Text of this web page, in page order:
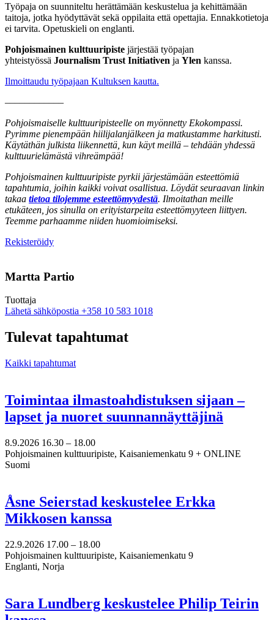
Työpaja on suunniteltu herättämään keskustelua ja kehittämään
taitoja, jotka hyödyttävät sekä oppilaita että opettajia. Ennakkotietoja
ei tarvita. Opetuskieli on englanti.
Pohjoismainen kulttuuripiste järjestää työpajan
yhteistyössä Journalism Trust Initiativen ja Ylen kanssa.
Ilmoittaudu työpajaan Kultuksen kautta.
––––––––––––
Pohjoismaiselle kulttuuripisteelle on myönnetty Ekokompassi.
Pyrimme pienempään hiilijalanjälkeen ja matkustamme harkitusti.
Käytäthän julkista liikennettä, kun käyt meillä – tehdään yhdessä
kulttuurielämästä vihreämpää!
Pohjoismainen kulttuuripiste pyrkii järjestämään esteettömiä
tapahtumia, joihin kaikki voivat osallistua. Löydät seuraavan linkin
takaa tietoa tilojemme esteettömyydestä. Ilmoitathan meille
etukäteen, jos sinulla on erityistarpeita esteettömyyteen liittyen.
Teemme parhaamme niiden huomioimiseksi.
RekisteröidyAvataan
Martta Partio
Tuottaja
Lähetä sähköpostia Sänd
till
martta.partio@nkk.org
+358 10 583 1018
Tulevat tapahtumat
Kaikki tapahtumat
Toimintaa ilmastoahdistuksen sijaan –
lapset ja nuoret suunnannäyttäjinä
8.9.2026 16.30 – 18.00
Pohjoismainen kulttuuripiste, Kaisaniemenkatu 9 + ONLINE
Suomi
Åsne Seierstad keskustelee Erkka
Mikkosen kanssa
22.9.2026 17.00 – 18.00
Pohjoismainen kulttuuripiste, Kaisaniemenkatu 9
Englanti, Norja
Sara Lundberg keskustelee Philip Teirin